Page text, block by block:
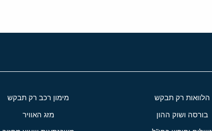
הלוואות רק תבקש מימון רכב רק תבקש
בורסה ושוק ההון מזג האוויר